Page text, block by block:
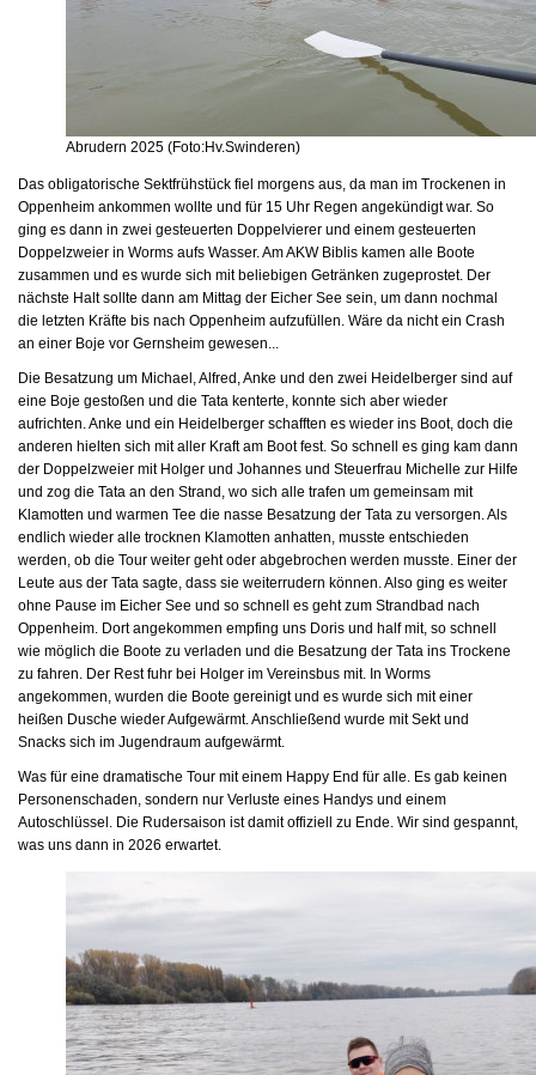
Abrudern 2025 (Foto:Hv.Swinderen)
Das obligatorische Sektfrühstück fiel morgens aus, da man im Trockenen in
Oppenheim ankommen wollte und für 15 Uhr Regen angekündigt war. So
ging es dann in zwei gesteuerten Doppelvierer und einem gesteuerten
Doppelzweier in Worms aufs Wasser. Am AKW Biblis kamen alle Boote
zusammen und es wurde sich mit beliebigen Getränken zugeprostet. Der
nächste Halt sollte dann am Mittag der Eicher See sein, um dann nochmal
die letzten Kräfte bis nach Oppenheim aufzufüllen. Wäre da nicht ein Crash
an einer Boje vor Gernsheim gewesen...
Die Besatzung um Michael, Alfred, Anke und den zwei Heidelberger sind auf
eine Boje gestoßen und die Tata kenterte, konnte sich aber wieder
aufrichten. Anke und ein Heidelberger schafften es wieder ins Boot, doch die
anderen hielten sich mit aller Kraft am Boot fest. So schnell es ging kam dann
der Doppelzweier mit Holger und Johannes und Steuerfrau Michelle zur Hilfe
und zog die Tata an den Strand, wo sich alle trafen um gemeinsam mit
Klamotten und warmen Tee die nasse Besatzung der Tata zu versorgen. Als
endlich wieder alle trocknen Klamotten anhatten, musste entschieden
werden, ob die Tour weiter geht oder abgebrochen werden musste. Einer der
Leute aus der Tata sagte, dass sie weiterrudern können. Also ging es weiter
ohne Pause im Eicher See und so schnell es geht zum Strandbad nach
Oppenheim. Dort angekommen empfing uns Doris und half mit, so schnell
wie möglich die Boote zu verladen und die Besatzung der Tata ins Trockene
zu fahren. Der Rest fuhr bei Holger im Vereinsbus mit. In Worms
angekommen, wurden die Boote gereinigt und es wurde sich mit einer
heißen Dusche wieder Aufgewärmt. Anschließend wurde mit Sekt und
Snacks sich im Jugendraum aufgewärmt.
Was für eine dramatische Tour mit einem Happy End für alle. Es gab keinen
Personenschaden, sondern nur Verluste eines Handys und einem
Autoschlüssel. Die Rudersaison ist damit offiziell zu Ende. Wir sind gespannt,
was uns dann in 2026 erwartet.